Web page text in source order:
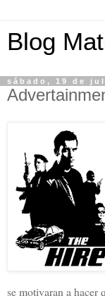
Blog
sábado, 19 de
se motivaran a hacer